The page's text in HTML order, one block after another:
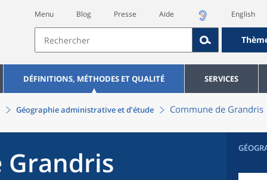
Menu Blog Presse Aide English
DÉFINITIONS, MÉTHODES ET QUALITÉ SERVICES
Géographie administrative et d’étude Commune de Grandris
Grandris